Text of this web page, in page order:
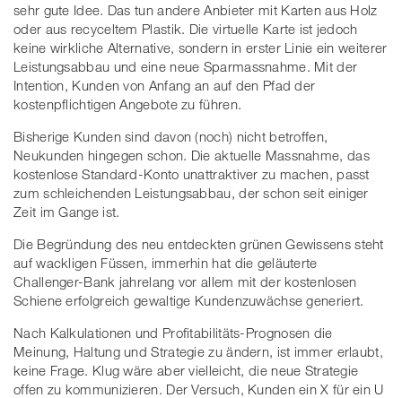
sehr gute Idee. Das tun andere Anbieter mit Karten aus Holz
oder aus recyceltem Plastik. Die virtuelle Karte ist jedoch
keine wirkliche Alternative, sondern in erster Linie ein weiterer
Leistungsabbau und eine neue Sparmassnahme. Mit der
Intention, Kunden von Anfang an auf den Pfad der
kostenpflichtigen Angebote zu führen.
Bisherige Kunden sind davon (noch) nicht betroffen,
Neukunden hingegen schon. Die aktuelle Massnahme, das
kostenlose Standard-Konto unattraktiver zu machen, passt
zum schleichenden Leistungsabbau, der schon seit einiger
Zeit im Gange ist.
Die Begründung des neu entdeckten grünen Gewissens steht
auf wackligen Füssen, immerhin hat die geläuterte
Challenger-Bank jahrelang vor allem mit der kostenlosen
Schiene erfolgreich gewaltige Kundenzuwächse generiert.
Nach Kalkulationen und Profitabilitäts-Prognosen die
Meinung, Haltung und Strategie zu ändern, ist immer erlaubt,
keine Frage. Klug wäre aber vielleicht, die neue Strategie
offen zu kommunizieren. Der Versuch, Kunden ein X für ein U